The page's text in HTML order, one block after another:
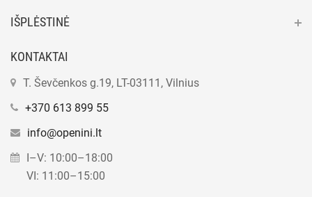
IŠPLĖSTINĖ
KONTAKTAI
T. Ševčenkos g.19, LT-03111, Vilnius
+370 613 899 55
info@openini.lt
I–V: 10:00–18:00
VI: 11:00–15:00